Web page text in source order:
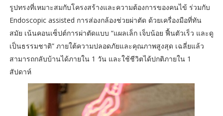
รูปทรงที่เหมาะสมกับโครงสร้างและความต้องการของคนไข้ ร่วมกับ
Endoscopic assisted การส่องกล้องช่วยผ่าตัด ด้วยเครื่องมือที่ทัน
สมัย เน้นคอนเซ็ปต์การผ่าตัดแบบ “แผลเล็ก เจ็บน้อย ฟื้นตัวเร็ว และดู
เป็นธรรมชาติ” ภายใต้ความปลอดภัยและคุณภาพสูงสุด เฉลี่ยแล้ว
สามารถกลับบ้านได้ภายใน 1 วัน และใช้ชีวิตได้ปกติภายใน 1
สัปดาห์